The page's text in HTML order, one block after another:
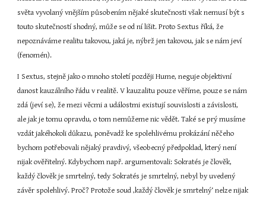
světa vyvolaný vnějším působením nějaké skutečnosti však nemusí být s
touto skutečností shodný, může se od ní lišit. Proto Sextus říká, že
nepoznáváme realitu takovou, jaká je, nýbrž jen takovou, jak se nám jeví
(fenomén).
I Sextus, stejně jako o mnoho století později Hume, neguje objektivní
danost kauzálního řádu v realitě. V kauzalitu pouze věříme, pouze se nám
zdá (jeví se), že mezi věcmi a událostmi existují souvislosti a závislosti,
ale jak je tomu opravdu, o tom nemůžeme nic vědět. Také se prý musíme
vzdát jakéhokoli důkazu, poněvadž ke spolehlivému prokázání něčeho
bychom potřebovali nějaký pravdivý, všeobecný předpoklad, který není
nijak ověřitelný. Kdybychom např. argumentovali: Sokratés je člověk,
každý člověk je smrtelný, tedy Sokratés je smrtelný, nebyl by uvedený
závěr spolehlivý. Proč? Protože soud ‚každý člověk je smrtelný‘ nelze nijak